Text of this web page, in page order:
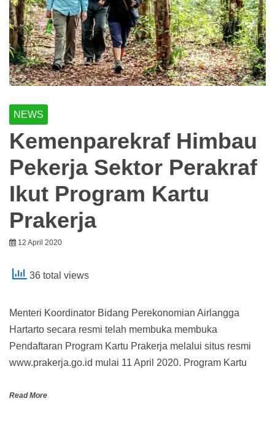
NEWS
Kemenparekraf Himbau
Pekerja Sektor Perakraf
Ikut Program Kartu
Prakerja
12 April 2020
36 total views
Menteri Koordinator Bidang Perekonomian Airlangga
Hartarto secara resmi telah membuka membuka
Pendaftaran Program Kartu Prakerja melalui situs resmi
www.prakerja.go.id mulai 11 April 2020. Program Kartu
Read More